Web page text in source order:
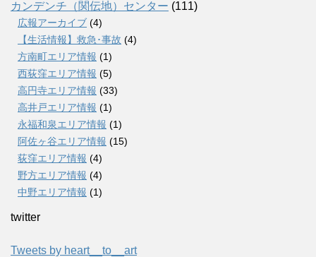
カンデンチ（関伝地）センター (111)
広報アーカイブ (4)
【生活情報】救急･事故 (4)
方南町エリア情報 (1)
西荻窪エリア情報 (5)
高円寺エリア情報 (33)
高井戸エリア情報 (1)
永福和泉エリア情報 (1)
阿佐ヶ谷エリア情報 (15)
荻窪エリア情報 (4)
野方エリア情報 (4)
中野エリア情報 (1)
twitter
Tweets by heart__to__art